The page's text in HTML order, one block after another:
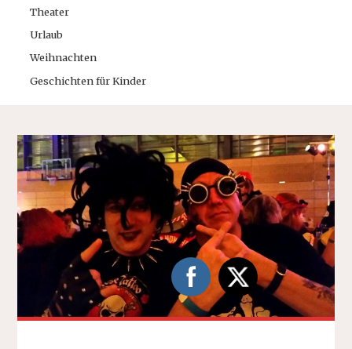
Theater
Urlaub
Weihnachten
Geschichten für Kinder